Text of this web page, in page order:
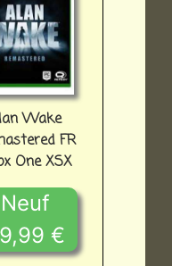
Wake
FR
One XSX
Neuf
€